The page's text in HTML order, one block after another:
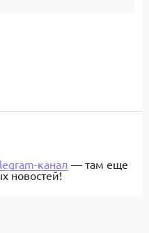
канал — там еще
новостей!